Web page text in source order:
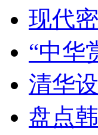
现代
“中华
清华
盘点